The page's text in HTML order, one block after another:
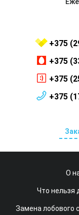
+375
+375
+375
+375
О
Что нельзя
Замена лобового